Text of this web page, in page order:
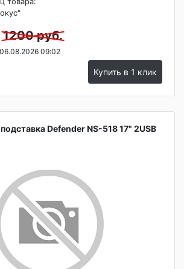
1200 руб.
09:02
Купить в 1 клик
Defender NS-518 17" 2USB